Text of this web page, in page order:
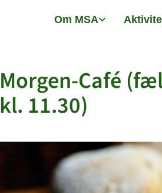
Om MSA
Morgen-Café
kl. 11.30)